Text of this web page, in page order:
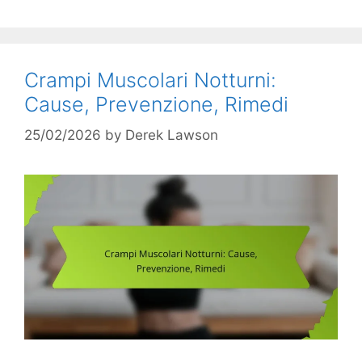
Crampi Muscolari Notturni:
Cause, Prevenzione, Rimedi
25/02/2026 by Derek Lawson